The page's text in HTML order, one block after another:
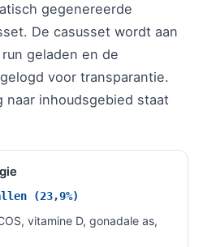
gegenereerde
De casusset wordt aan
geladen en de
voor transparantie.
naar inhoudsgebied staat
(23,9%)
vitamine D, gonadale as,